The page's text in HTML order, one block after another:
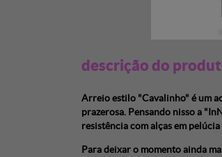
descrição do
Arreio estilo "Cavalinho" é um
prazerosa. Pensando nisso a
resistência com alças em
Para deixar o momento ainda